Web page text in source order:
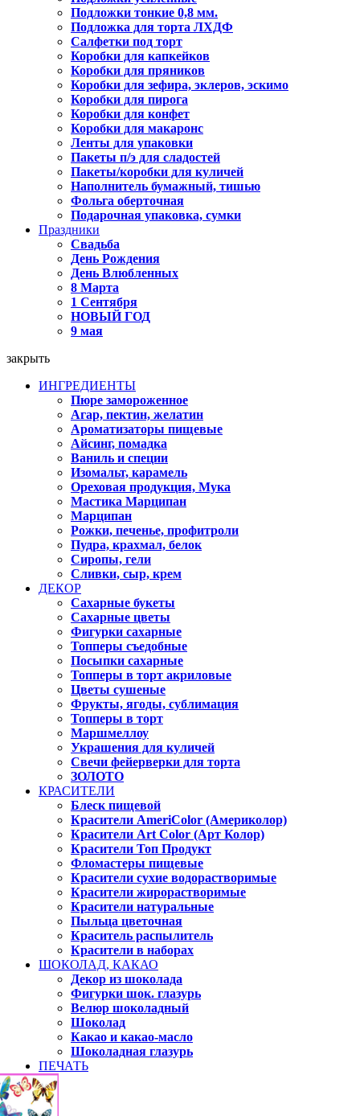
Подложки тонкие 0,8 мм.
Подложка для торта ЛХДФ
Салфетки под торт
Коробки для капкейков
Коробки для пряников
Коробки для зефира, эклеров, эскимо
Коробки для пирога
Коробки для конфет
Коробки для макаронс
Ленты для упаковки
Пакеты п/э для сладостей
Пакеты/коробки для куличей
Наполнитель бумажный, тишью
Фольга оберточная
Подарочная упаковка, сумки
Праздники
Свадьба
День Рождения
День Влюбленных
8 Марта
1 Сентября
НОВЫЙ ГОД
9 мая
закрыть
ИНГРЕДИЕНТЫ
Пюре замороженное
Агар, пектин, желатин
Ароматизаторы пищевые
Айсинг, помадка
Ваниль и специи
Изомальт, карамель
Ореховая продукция, Мука
Мастика Марципан
Марципан
Рожки, печенье, профитроли
Пудра, крахмал, белок
Сиропы, гели
Сливки, сыр, крем
ДЕКОР
Сахарные букеты
Сахарные цветы
Фигурки сахарные
Топперы съедобные
Посыпки сахарные
Топперы в торт акриловые
Цветы сушеные
Фрукты, ягоды, сублимация
Топперы в торт
Маршмеллоу
Украшения для куличей
Свечи фейерверки для торта
ЗОЛОТО
КРАСИТЕЛИ
Блеск пищевой
Красители AmeriColor (Америколор)
Красители Art Color (Арт Колор)
Красители Топ Продукт
Фломастеры пищевые
Красители сухие водорастворимые
Красители жирорастворимые
Красители натуральные
Пыльца цветочная
Краситель распылитель
Красители в наборах
ШОКОЛАД, КАКАО
Декор из шоколада
Фигурки шок. глазурь
Велюр шоколадный
Шоколад
Какао и какао-масло
Шоколадная глазурь
ПЕЧАТЬ